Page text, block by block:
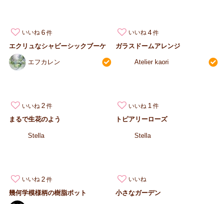
いいね 6
エクリュなシャビーシックブーケ
エフカレン
いいね 4
ガラスドームアレンジ
Atelier kaori
いいね 2
まるで生花のよう
Stella
いいね 1
トピアリーローズ
Stella
いいね 2
幾何学模様柄の樹脂ポット
いいね
小さなガーデン